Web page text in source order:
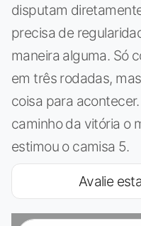
disputam
precisa de
maneira alguma. Só
em três rodadas,
coisa para
caminho da vitória o
estimou o camisa 5.
Avalie